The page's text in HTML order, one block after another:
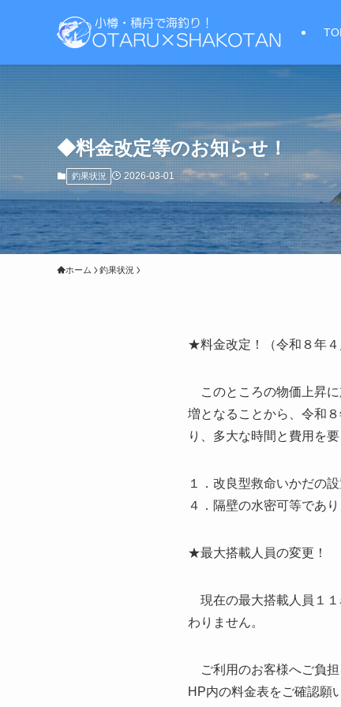
◆料金改定等のお知らせ！
釣果状況 2026-03-01
ホーム 釣果状況
★料金改定！（令和８年４
このところの物価上昇に
増となることから、令和
り、多大な時間と費用を要
１．改良型救命いかだの
４．隔壁の水密可等であ
★最大搭載人員の変更！
現在の最大搭載人員１１
わりません。
ご利用のお客様へご負担
HP内の料金表をご確認願